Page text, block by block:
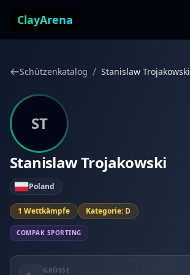
ClayArena
Schützenkatalog / Stanislaw Trojakowski
ST
Stanislaw Trojakowski
Poland
1 Wettkämpfe Kategorie: D
COMPAK SPORTING
GRÖSSE